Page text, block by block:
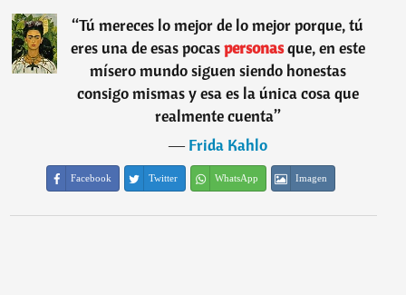
“Tú mereces lo mejor de lo mejor porque, tú
eres una de esas pocaspersonasque, en este
mísero mundo siguen siendo honestas
consigo mismas y esa es la única cosa que
realmente cuenta”
―Frida Kahlo
Facebook Twitter WhatsApp Imagen